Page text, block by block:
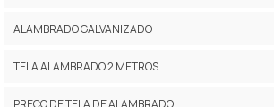
ALAMBRADO GALVANIZADO
TELA ALAMBRADO 2 METROS
PREÇO DE TELA DE ALAMBRADO